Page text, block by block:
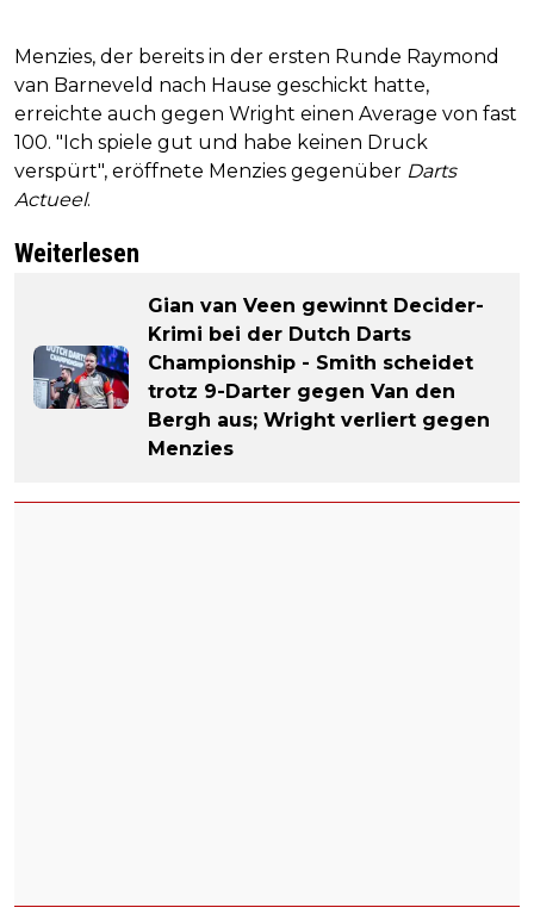
Menzies, der bereits in der ersten Runde Raymond
van Barneveld nach Hause geschickt hatte,
erreichte auch gegen Wright einen Average von fast
100. "Ich spiele gut und habe keinen Druck
verspürt", eröffnete Menzies gegenüber Darts
Actueel.
Weiterlesen
Gian van Veen gewinnt Decider-
Krimi bei der Dutch Darts
Championship - Smith scheidet
trotz 9-Darter gegen Van den
Bergh aus; Wright verliert gegen
Menzies